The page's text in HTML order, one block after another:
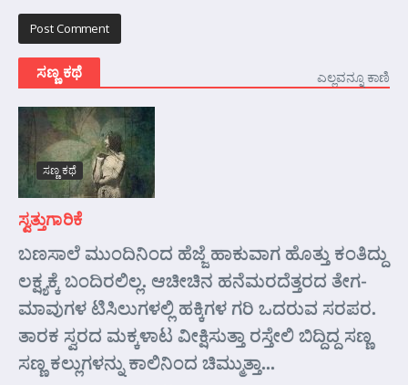
ಸಣ್ಣ ಕಥೆ ಎಲ್ಲವನ್ನೂ ಕಾಣಿ
ಸಣ್ಣ ಕಥೆ
ಸ್ವತ್ತುಗಾರಿಕೆ
ಬಣಸಾಲೆ ಮುಂದಿನಿಂದ ಹೆಜ್ಜೆ ಹಾಕುವಾಗ ಹೊತ್ತು ಕಂತಿದ್ದು
ಲಕ್ಷ್ಯಕ್ಕೆ ಬಂದಿರಲಿಲ್ಲ. ಆಚೀಚಿನ ಹನೆಮರದೆತ್ತರದ ತೇಗ-
ಮಾವುಗಳ ಟಿಸಿಲುಗಳಲ್ಲಿ ಹಕ್ಕಿಗಳ ಗರಿ ಒದರುವ ಸರಪರ.
ತಾರಕ ಸ್ವರದ ಮಕ್ಕಳಾಟ ವೀಕ್ಷಿಸುತ್ತಾ ರಸ್ತೇಲಿ ಬಿದ್ದಿದ್ದ ಸಣ್ಣ
ಸಣ್ಣ ಕಲ್ಲುಗಳನ್ನು ಕಾಲಿನಿಂದ ಚಿಮ್ಮುತ್ತಾ...